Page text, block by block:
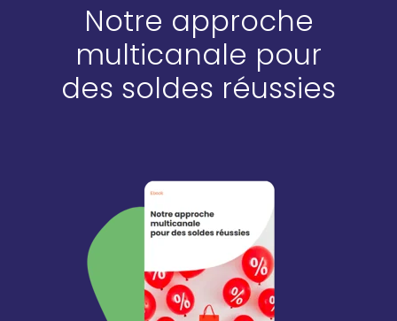
Notre approche
multicanale pour
des soldes réussies